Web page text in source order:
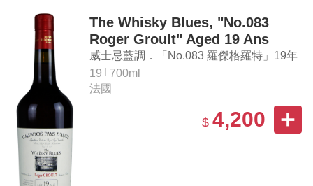
The Whisky Blues, "No.083
Roger Groult" Aged 19 Ans
Calvados Pays d'Auge
威士忌藍調．「No.083 羅傑格羅特」19年
歐日蘋果白蘭地原酒
19
700ml
法國
$ 4,200